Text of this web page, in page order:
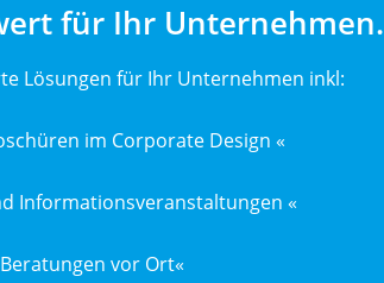
für Ihr Unternehmen.
Lösungen für Ihr Unternehmen inkl:
im Corporate Design «
Informationsveranstaltungen «
vor Ort«